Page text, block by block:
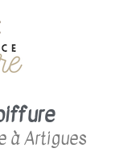
à Artigues